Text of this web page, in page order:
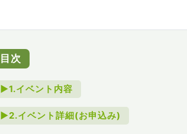
目次
►1.イベント内容
►2.イベント詳細(お申込み)